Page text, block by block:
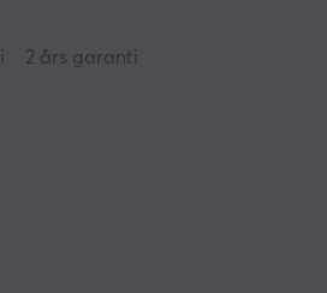
2 års garanti